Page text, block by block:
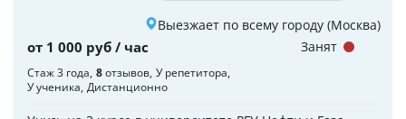
Выезжает по всему городу (Москва)
от 1 000 руб / час
Стаж 3 года 8отзывов У репетитора
У ученика Дистанционно
Занят